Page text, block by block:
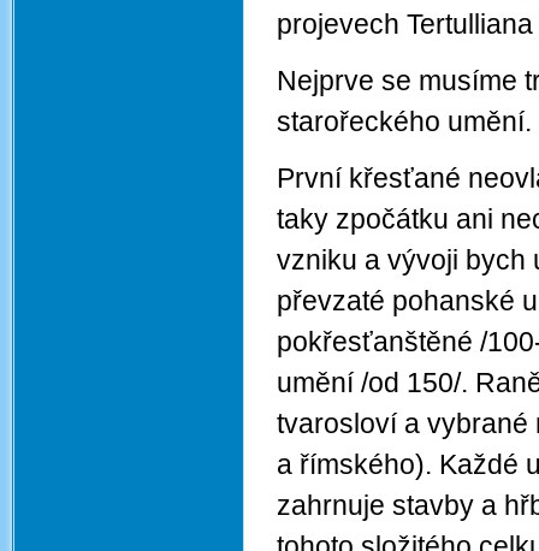
projevech
Nejprve se musíme
starořeckého umění.
První křesťané
taky zpočátku ani
vzniku a vývoji bych
převzaté pohanské
pokřesťanštěné /
umění /od 150/.
tvarosloví a vybrané
a římského). Každé
zahrnuje stavby a